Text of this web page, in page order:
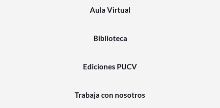
Aula Virtual
Biblioteca
Ediciones PUCV
Trabaja con nosotros